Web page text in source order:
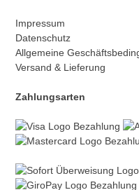
Impressum
Datenschutz
Allgemeine
Versand & Lieferung
Zahlungsarten